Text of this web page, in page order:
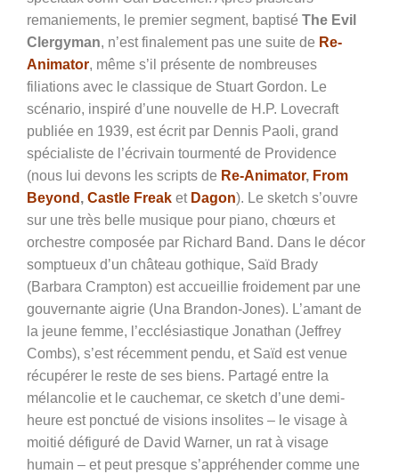
remaniements, le premier segment, baptisé The Evil
Clergyman, n’est finalement pas une suite de Re-
Animator, même s’il présente de nombreuses
filiations avec le classique de Stuart Gordon. Le
scénario, inspiré d’une nouvelle de H.P. Lovecraft
publiée en 1939, est écrit par Dennis Paoli, grand
spécialiste de l’écrivain tourmenté de Providence
(nous lui devons les scripts de Re-Animator, From
Beyond , Castle Freak et Dagon). Le sketch s’ouvre
sur une très belle musique pour piano, chœurs et
orchestre composée par Richard Band. Dans le décor
somptueux d’un château gothique, Saïd Brady
(Barbara Crampton) est accueillie froidement par une
gouvernante aigrie (Una Brandon-Jones). L’amant de
la jeune femme, l’ecclésiastique Jonathan (Jeffrey
Combs), s’est récemment pendu, et Saïd est venue
récupérer le reste de ses biens. Partagé entre la
mélancolie et le cauchemar, ce sketch d’une demi-
heure est ponctué de visions insolites – le visage à
moitié défiguré de David Warner, un rat à visage
humain – et peut presque s’appréhender comme une